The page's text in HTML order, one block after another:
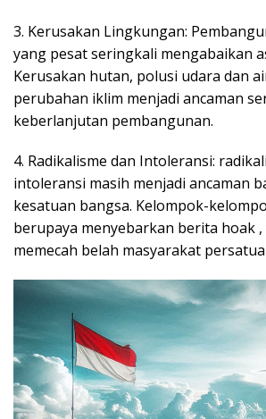
3. Kerusakan Lingkungan:
yang pesat seringkali mengabaikan
Kerusakan hutan, polusi udara dan
perubahan iklim menjadi ancaman
keberlanjutan pembangunan.
4. Radikalisme dan Intoleransi:
intoleransi masih menjadi ancaman
kesatuan bangsa. Kelompok-
berupaya menyebarkan berita hoak
memecah belah masyarakat